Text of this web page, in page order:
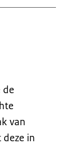
de
van
deze in